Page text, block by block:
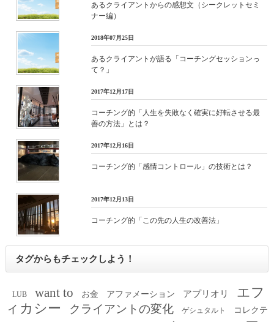
あるクライアントからの感想文（シークレットセミ
ナー編）
2018年07月25日
あるクライアントが語る「コーチングセッションっ
て？」
2017年12月17日
コーチング的「人生を失敗なく確実に好転させる最
善の方法」とは？
2017年12月16日
コーチング的「感情コントロール」の技術とは？
2017年12月13日
コーチング的「この先の人生の改善法」
タグからもチェックしよう！
LUB want to お金 アファメーション アプリオリ
エフ
ィカシー
クライアントの変化 ゲシュタルト
コレクテ